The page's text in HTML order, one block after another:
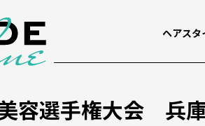
ヘアスタ
容選手権大会 兵